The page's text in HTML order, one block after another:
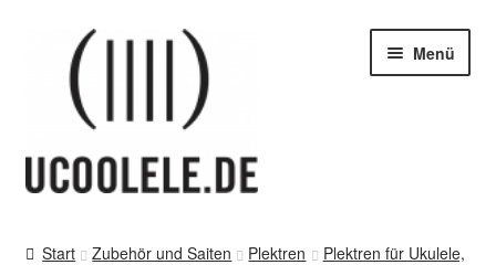
Navigation
springen
springen
Menü
Start Zubehör und Saiten Plektren
Plektren für Ukulele,